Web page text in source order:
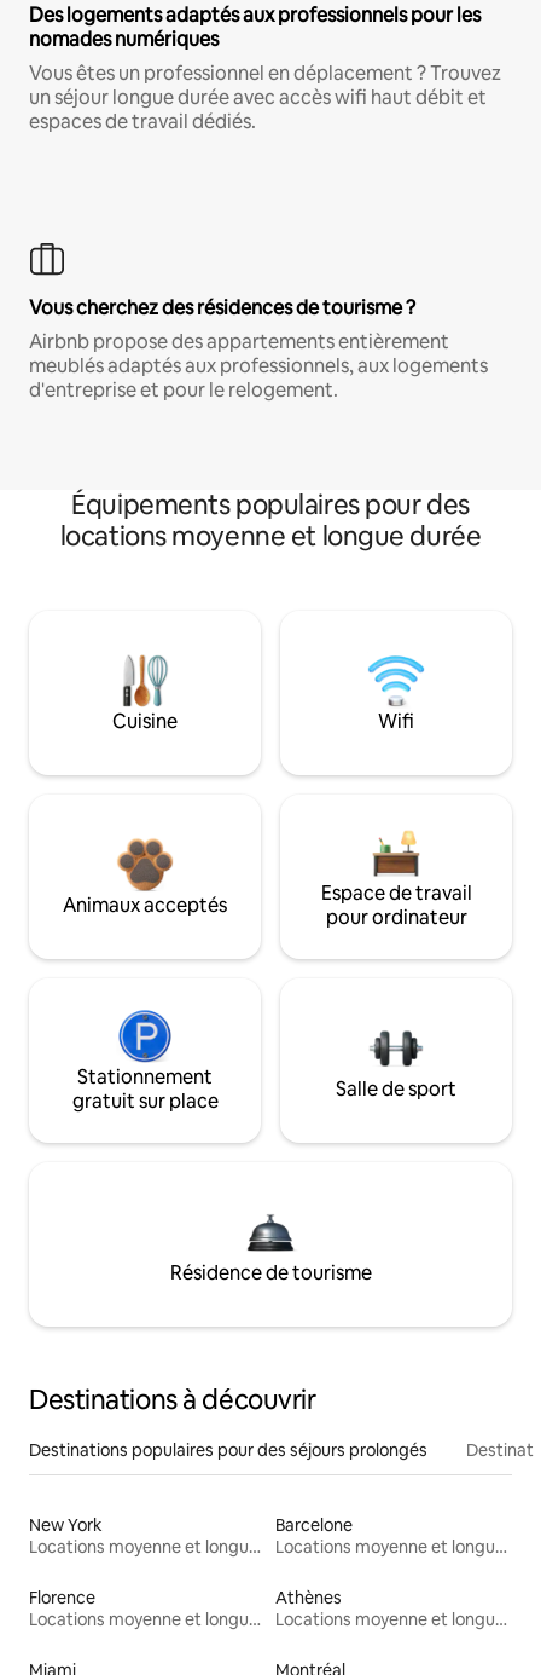
Des logements adaptés aux professionnels pour les
nomades numériques
Vous êtes un professionnel en déplacement ? Trouvez
un séjour longue durée avec accès wifi haut débit et
espaces de travail dédiés.
Vous cherchez des résidences de tourisme ?
Airbnb propose des appartements entièrement
meublés adaptés aux professionnels, aux logements
d'entreprise et pour le relogement.
Équipements populaires pour des
locations moyenne et longue durée
Cuisine Wifi
Animaux acceptés
Espace de travail
pour ordinateur
Stationnement
gratuit sur place
Salle de sport
Résidence de tourisme
Destinations à découvrir
Destinations populaires pour des séjours prolongés
New York
Locations moyenne et longue durée
Barcelone
Locations moyenne et longue durée
Florence
Locations moyenne et longue durée
Athènes
Locations moyenne et longue durée
Miami Montréal